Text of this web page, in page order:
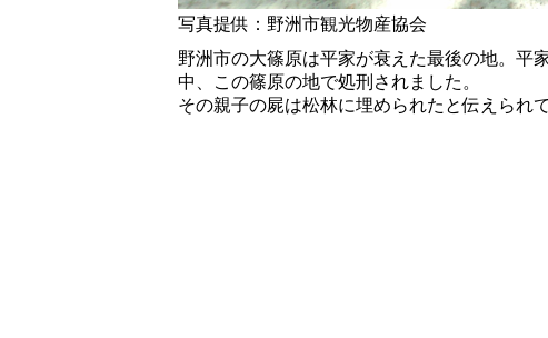
写真提供：野洲市観光物産協会
野洲市の大篠原は平家が衰えた最後の地。平
中、この篠原の地で処刑されました。
その親子の屍は松林に埋められたと伝えられ